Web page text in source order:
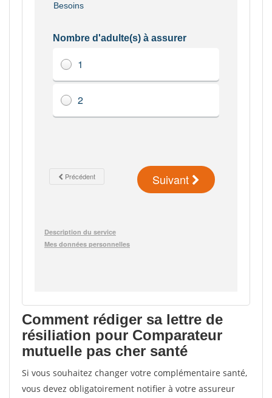
Comment rédiger sa lettre de
résiliation pour Comparateur
mutuelle pas cher santé
Si vous souhaitez changer votre complémentaire santé,
vous devez obligatoirement notifier à votre assureur